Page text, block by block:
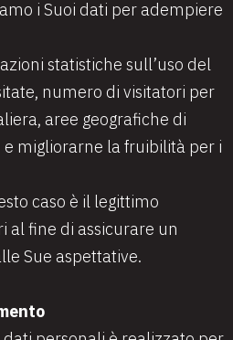
i Suoi dati per adempiere
statistiche sull’uso del
numero di visitatori per
aree geografiche di
e migliorarne la fruibilità per i
caso è il legittimo
al fine di assicurare un
Sue aspettative.